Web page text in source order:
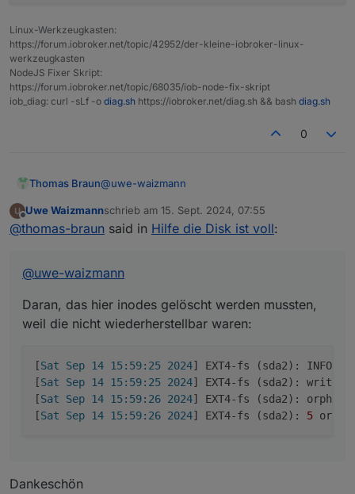
Ro75.
Linux-Werkzeugkasten:
https://forum.iobroker.net/topic/42952/der-kleine-iobroker-linux-
werkzeugkasten
NodeJS Fixer Skript:
https://forum.iobroker.net/topic/68035/iob-node-fix-skript
iob_diag: curl -sLf -o diag.sh https://iobroker.net/diag.sh && bash diag.sh
0
Thomas Braun@uwe-waizmann
Daran, das hier inodes gelöscht werden
mussten, weil die nicht wiederherstellbar
[Sat Sep 14 15:59:26 2024] EXT4-fs
Offline
Uwe Waizmannschrieb am 15. Sept. 2024, 07:55
zuletzt editiert von
@thomas-braun said in Hilfe die Disk ist voll:
@uwe-waizmann
Daran, das hier inodes gelöscht werden mussten,
weil die nicht wiederherstellbar waren:
[Sat Sep 14 15:59:25 2024] EXT4-fs (sda2): INFO:
[Sat Sep 14 15:59:25 2024] EXT4-fs (sda2): write
[Sat Sep 14 15:59:26 2024] EXT4-fs (sda2): orphan
[Sat Sep 14 15:59:26 2024] EXT4-fs (sda2): 5
Dankeschön